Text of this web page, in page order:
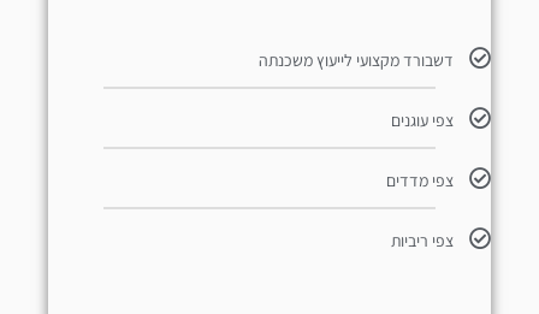
דשבורד מקצועי לייעוץ משכנתה
צפי עוגנים
צפי מדדים
צפי ריביות